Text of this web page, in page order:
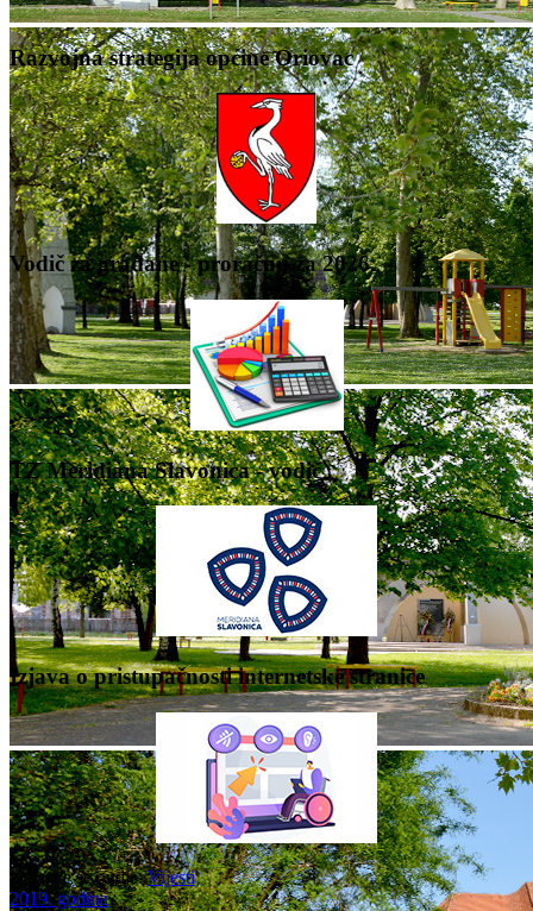
Razvojna strategija općine Oriovac
Vodič za građane - proračun za 2026.
TZ Meridiana Slavonica - vodič
Izjava o pristupačnosti internetske stranice
Nalazite se ovdje:Vijesti
2019. godina